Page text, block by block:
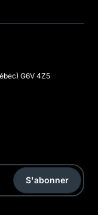
G6V 4Z5
S'abonner